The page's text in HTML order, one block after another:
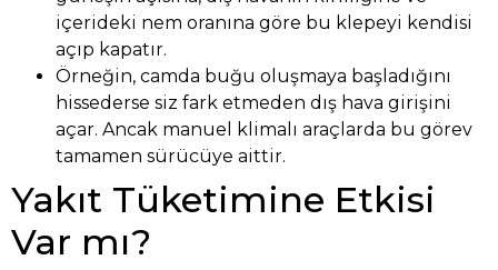
içerideki nem oranına göre bu klepeyi kendisi
açıp kapatır.
Örneğin, camda buğu oluşmaya başladığını
hissederse siz fark etmeden dış hava girişini
açar. Ancak manuel klimalı araçlarda bu görev
tamamen sürücüye aittir.
Yakıt Tüketimine Etkisi
Var mı?